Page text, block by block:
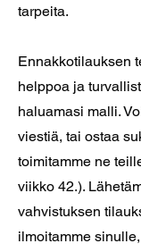
tarpeita.
Ennakkotilauksen
helppoa ja
haluamasi malli.
viestiä, tai ostaa
toimitamme ne
viikko 42.).
vahvistuksen
ilmoitamme